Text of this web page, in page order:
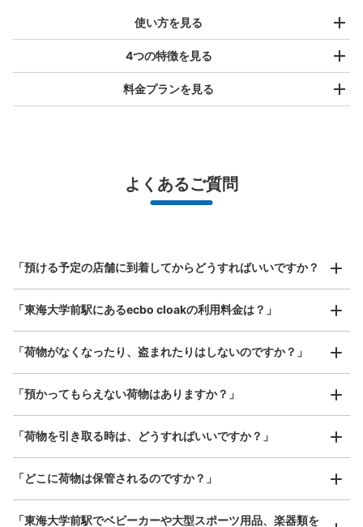
保管できる荷物数
中:2/ ¥500小:3/ ¥400
支払い方法
使い方を見る
スマホからお店と日時を
指定して事前予約
お店で荷物の写真を
4つの特徴を見る
全国1,000箇所以上と提携
好立地 / 好条件店舗も多数
料金プランを見る
最大辺が45cm未満の大きさのお荷物（リュック、ハンド
バッグ、お手荷物など）
¥800/ 日
器、ベビーカーなど）
よくあるご質問
「預ける予定の店舗に到着してからどうすればいいですか？
「東海大学前駅にあるecbo cloakの利用料金は？」
「荷物がなくなったり、盗まれたりはしないのですか？」
「預かってもらえない荷物はありますか？」
「荷物を引き取る時は、どうすればいいですか？」
「どこに荷物は保管されるのですか？」
「東海大学前駅でベビーカーや大型スポーツ用品、楽器類を